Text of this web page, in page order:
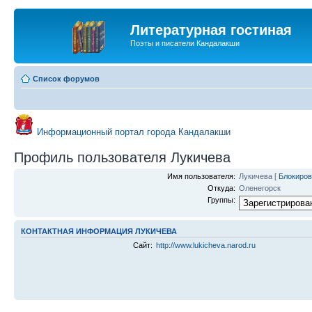
Литературная гостиная
Поэты и писатели Кандалакши
Список форумов
Информационный портал города Кандалакши
Профиль пользователя Лукичева
Имя пользователя: Лукичева [
Откуда: Оленегорск
Группы:
КОНТАКТНАЯ ИНФОРМАЦИЯ ЛУКИЧЕВА
Сайт: http://www.lukicheva.narod.ru